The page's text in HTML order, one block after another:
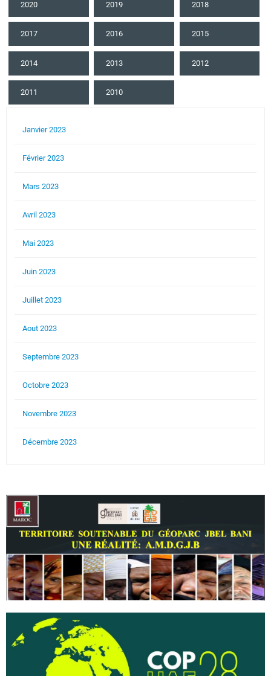
2020 2019 2018
2017 2016 2015
2014 2013 2012
2011 2010
Janvier 2023
Février 2023
Mars 2023
Avril 2023
Mai 2023
Juin 2023
Juillet 2023
Aout 2023
Septembre 2023
Octobre 2023
Novembre 2023
Décembre 2023